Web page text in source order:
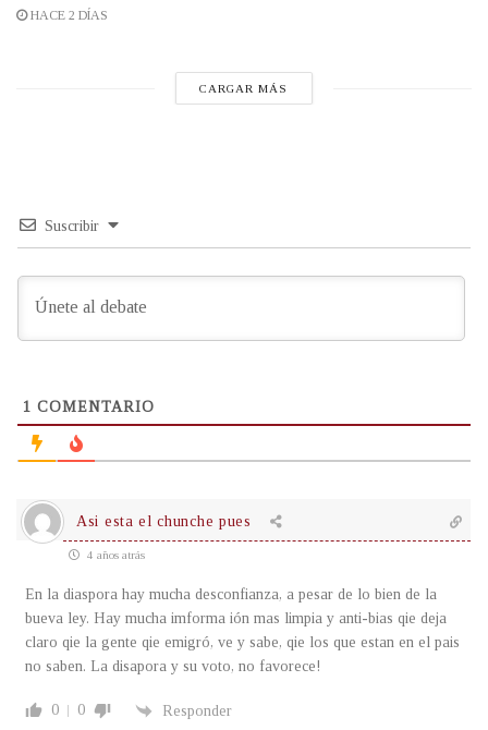
HACE 2 DÍAS
CARGAR MÁS
Suscribir
1 COMENTARIO
Asi esta el chunche pues
4 años atrás
En la diaspora hay mucha desconfianza, a pesar de lo bien de la
bueva ley. Hay mucha imforma ión mas limpia y anti-bias qie deja
claro qie la gente qie emigró, ve y sabe, qie los que estan en el pais
no saben. La disapora y su voto, no favorece!
0 0 Responder